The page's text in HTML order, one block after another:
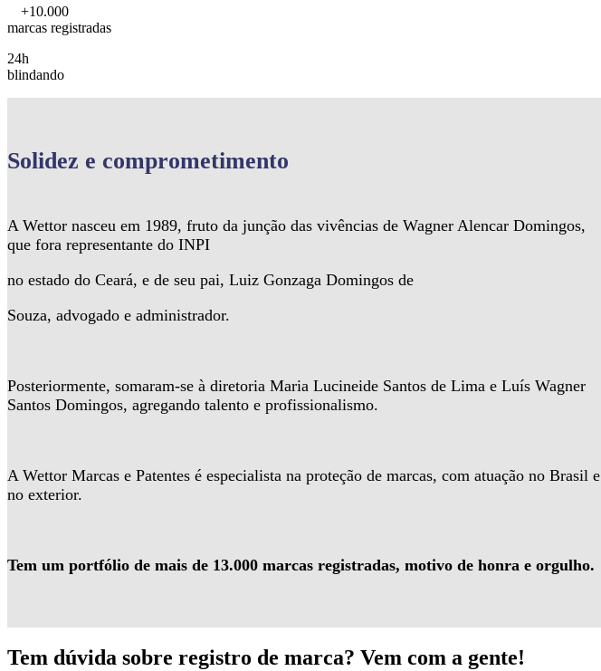
+10.000
marcas registradas
24h
blindando
Solidez e comprometimento
A Wettor nasceu em 1989, fruto da junção das vivências de Wagner Alencar Domingos,
que fora representante do INPI
no estado do Ceará, e de seu pai, Luiz Gonzaga Domingos de
Souza, advogado e administrador.
Posteriormente, somaram-se à diretoria Maria Lucineide Santos de Lima e Luís Wagner
Santos Domingos, agregando talento e profissionalismo.
A Wettor Marcas e Patentes é especialista na proteção de marcas, com atuação no Brasil e
no exterior.
Tem um portfólio de mais de 13.000 marcas registradas, motivo de honra e orgulho.
Tem dúvida sobre registro de marca? Vem com a gente!